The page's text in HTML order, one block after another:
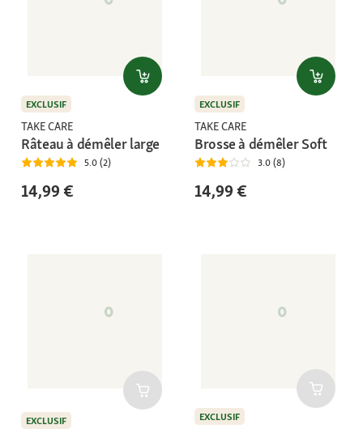
EXCLUSIF
TAKE CARE
Râteau à démêler large
5.0 (2)
14,99 €
EXCLUSIF
TAKE CARE
Brosse à démêler Soft
3.0 (8)
14,99 €
EXCLUSIF
EXCLUSIF